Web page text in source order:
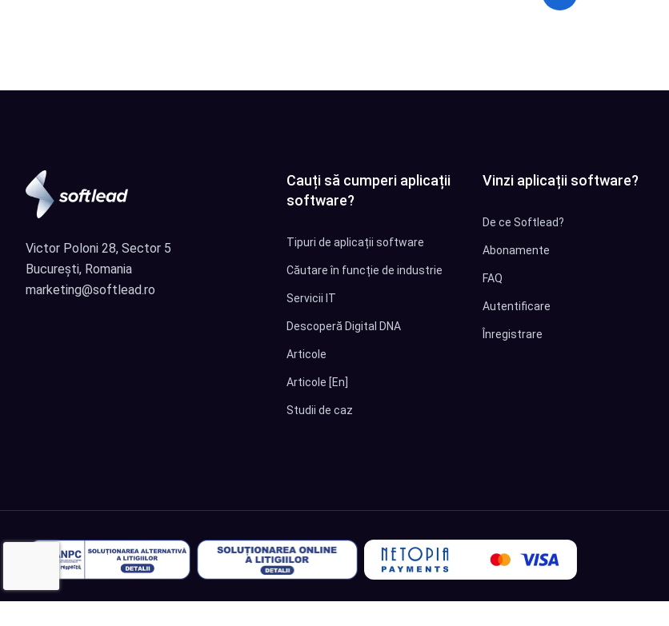
Victor Poloni 28, Sector 5
București, Romania
marketing@softlead.ro
Cauți să cumperi aplicații
software?
Tipuri de aplicații software
Căutare în funcție de industrie
Servicii IT
Descoperă Digital DNA
Articole
Articole [En]
Studii de caz
Vinzi aplicații software?
De ce Softlead?
Abonamente
FAQ
Autentificare
Înregistrare